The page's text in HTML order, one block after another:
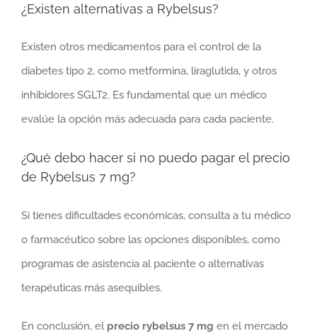
¿Existen alternativas a Rybelsus?
Existen otros medicamentos para el control de la
diabetes tipo 2, como metformina, liraglutida, y otros
inhibidores SGLT2. Es fundamental que un médico
evalúe la opción más adecuada para cada paciente.
¿Qué debo hacer si no puedo pagar el precio
de Rybelsus 7 mg?
Si tienes dificultades económicas, consulta a tu médico
o farmacéutico sobre las opciones disponibles, como
programas de asistencia al paciente o alternativas
terapéuticas más asequibles.
En conclusión, el precio rybelsus 7 mg en el mercado